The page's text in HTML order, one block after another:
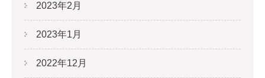
2023年2月
2023年1月
2022年12月